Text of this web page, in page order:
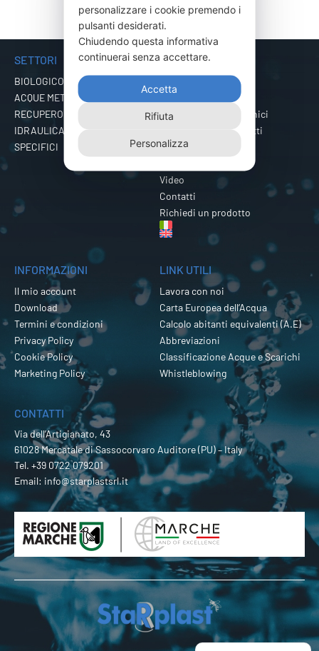
SETTORI
BIOLOGICO
ACQUE METEORICHE
RECUPERO ACQUE
IDRAULICA
SPECIFICI
MENU
Prodotti
Approfondimenti Tecnici
Certificazioni e Brevetti
Cataloghi
Video
Contatti
Richiedi un prodotto
INFORMAZIONI
Il mio account
Download
Termini e condizioni
Privacy Policy
Cookie Policy
Marketing Policy
LINK UTILI
Lavora con noi
Carta Europea dell’Acqua
Calcolo abitanti equivalenti (A.E)
Abbreviazioni
Classificazione Acque e Scarichi
Whistleblowing
CONTATTI
Via dell’Artigianato, 43
61028 Mercatale di Sassocorvaro Auditore (PU) – Italy
Tel. +39 0722 079201
Email: info@starplastsrl.it
personalizzare i cookie premendo i
pulsanti desiderati.
Chiudendo questa informativa
continuerai senza accettare.
Accetta
Rifiuta
Personalizza